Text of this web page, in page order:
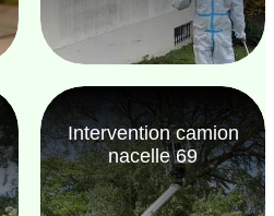
Intervention camion
nacelle 69